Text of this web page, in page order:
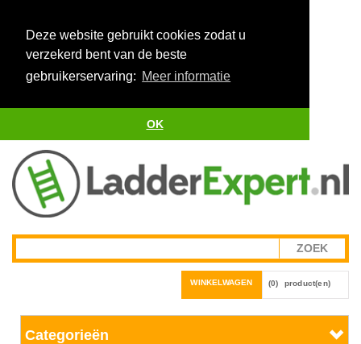
Deze website gebruikt cookies zodat u
verzekerd bent van de beste
gebruikerservaring: Meer informatie
OK
WINKELWAGEN (0) product(en)
Categorieën